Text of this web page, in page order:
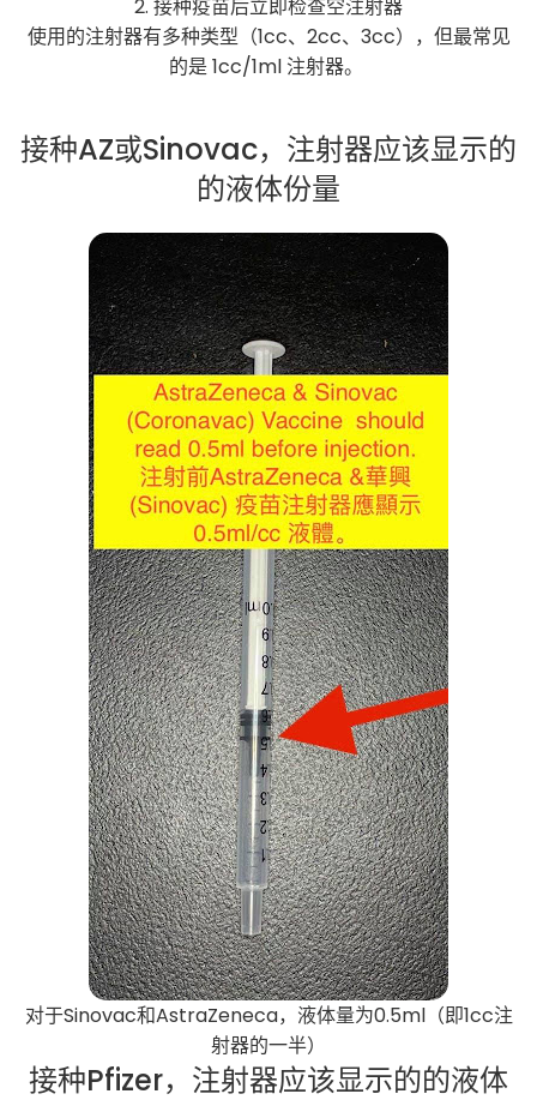
2. 接种疫苗后立即检查空注射器
使用的注射器有多种类型（1cc、2cc、3cc），但最常见
的是 1cc/1ml 注射器。
接种AZ或Sinovac，注射器应该显示的
的液体份量
对于Sinovac和AstraZeneca，液体量为0.5ml（即1cc注
射器的一半）
接种Pfizer，注射器应该显示的的液体